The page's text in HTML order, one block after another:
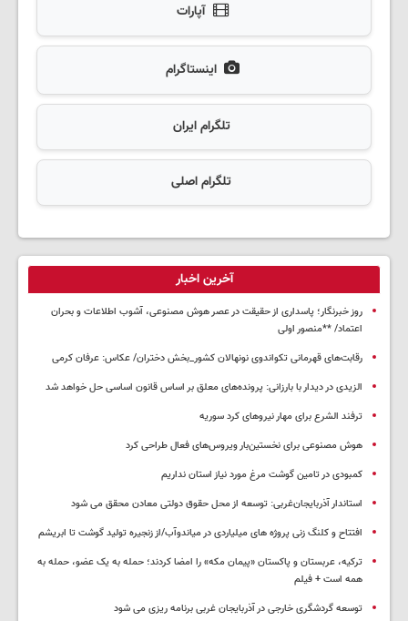
آپارات
اینستاگرام
تلگرام ایران
تلگرام اصلی
آخرین اخبار
روز خبرنگار؛ پاسداری از حقیقت در عصر هوش مصنوعی، آشوب اطلاعات و بحران
اعتماد/ **منصور اولی
رقابت‌های قهرمانی تکواندوی نونهالان کشور_بخش دختران/ عکاس: عرفان کرمی
الزیدی در دیدار با بارزانی: پرونده‌های معلق بر اساس قانون اساسی حل خواهد شد
ترفند الشرع برای مهار نیروهای کرد سوریه
هوش مصنوعی برای نخستین‌بار ویروس‌های فعال طراحی کرد
کمبودی در تامین گوشت مرغ مورد نیاز استان نداریم
استاندار آذربایجان‌غربی: توسعه از محل حقوق دولتی معادن محقق می شود
افتتاح و کلنگ زنی پروژه های میلیاردی در میاندوآب/از زنجیره تولید گوشت تا ابریشم
ترکیه، عربستان و پاکستان «پیمان مکه» را امضا کردند؛ حمله به یک عضو، حمله به
همه است + فیلم
توسعه گردشگری خارجی در آذربایجان غربی برنامه ریزی می شود